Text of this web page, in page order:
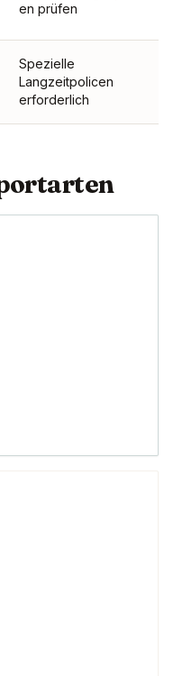
en prüfen
Spezielle
Langzeitpolicen
erforderlich